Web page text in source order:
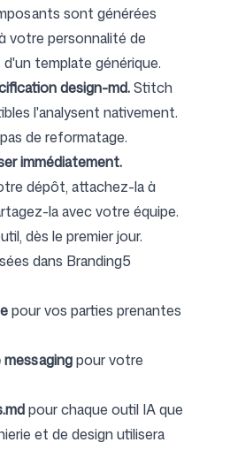
sont générées
votre personnalité de
template générique.
design-md.Stitch
l'analysent nativement.
de reformatage.
immédiatement.
dépôt, attachez-la à
la avec votre équipe.
dès le premier jour.
dans Branding5
pour vos parties prenantes
pour votre
pour chaque outil IA que
et de design utilisera